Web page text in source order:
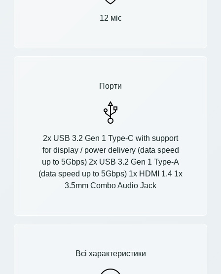
12 міс
Порти
2x USB 3.2 Gen 1 Type-C with support
for display / power delivery (data speed
up to 5Gbps) 2x USB 3.2 Gen 1 Type-A
(data speed up to 5Gbps) 1x HDMI 1.4 1x
3.5mm Combo Audio Jack
Всі характеристики